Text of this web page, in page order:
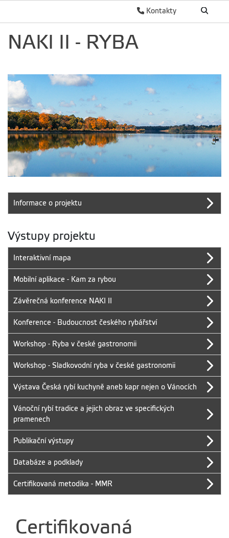
Kontakty
NAKI II - RYBA
Informace o projektu
Výstupy projektu
Interaktivní mapa
Mobilní aplikace - Kam za rybou
Závěrečná konference NAKI II
Konference - Budoucnost českého rybářství
Workshop - Ryba v české gastronomii
Workshop - Sladkovodní ryba v české gastronomii
Výstava Česká rybí kuchyně aneb kapr nejen o Vánocích
Vánoční rybí tradice a jejich obraz ve specifických
pramenech
Publikační výstupy
Databáze a podklady
Certifikovaná metodika - MMR
Certifikovaná